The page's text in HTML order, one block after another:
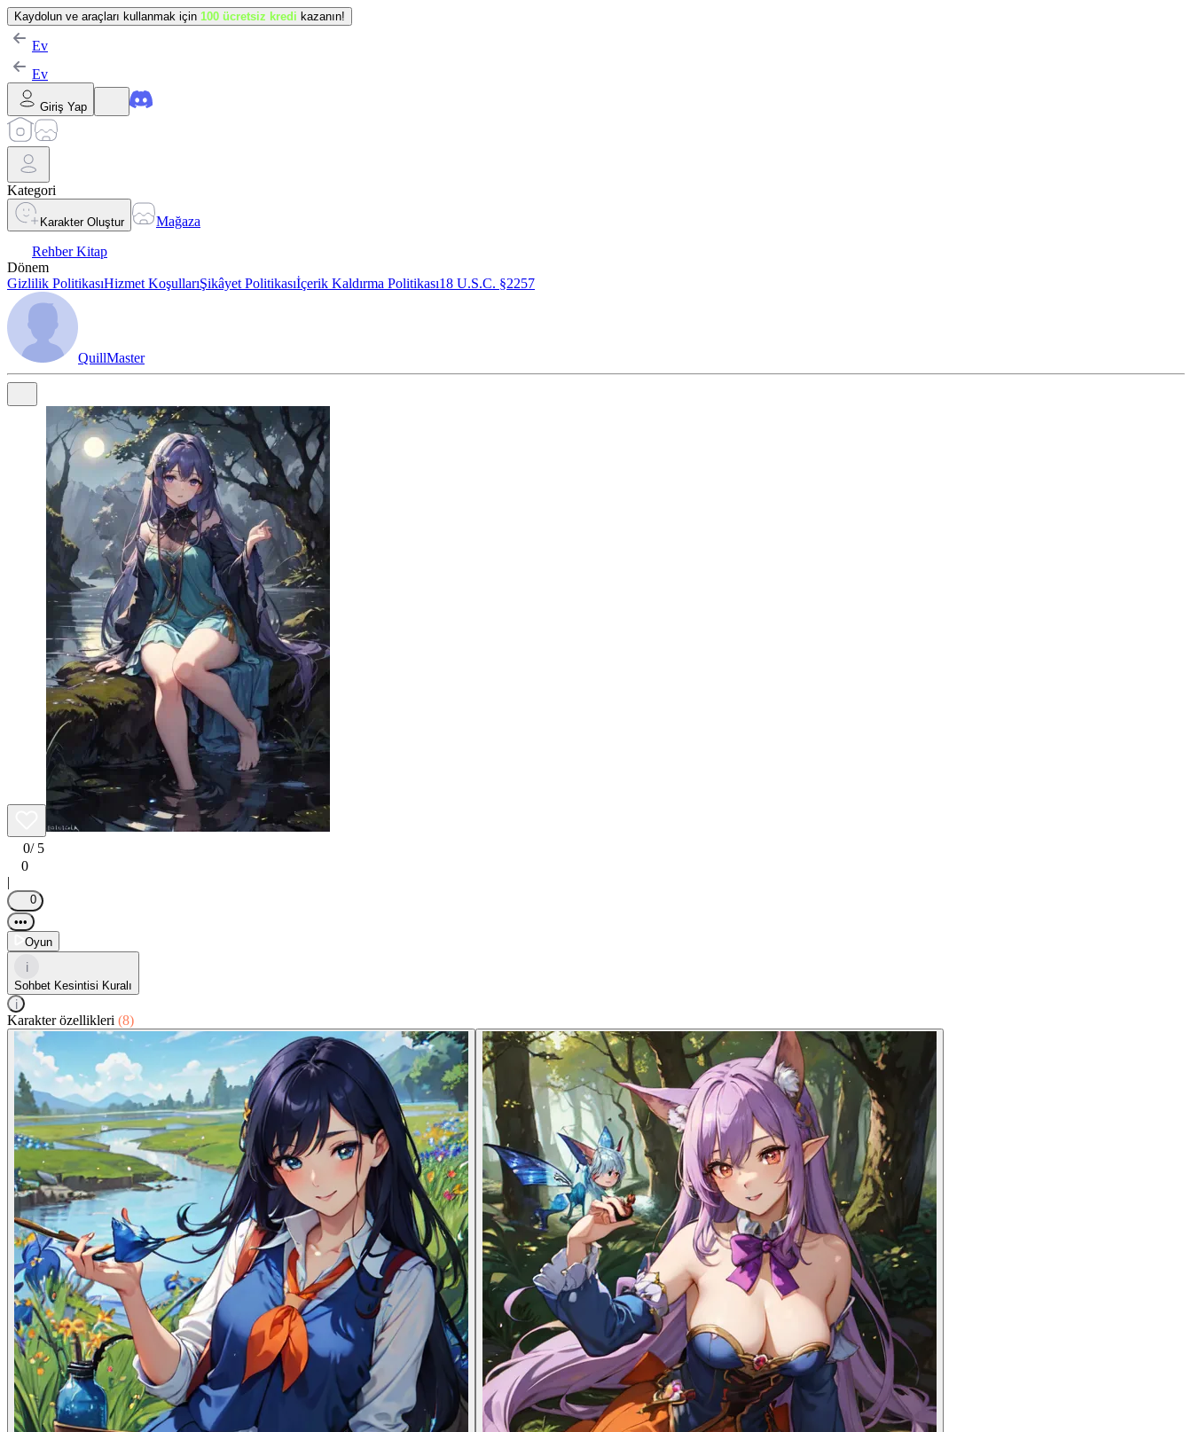
Kaydolun ve araçları kullanmak için 100 ücretsiz kredi kazanın!
Ev
Ev
Giriş Yap
Kategori
Karakter Oluştur
Mağaza
Rehber Kitap
Dönem
Gizlilik PolitikasıHizmet KoşullarıŞikâyet Politikasıİçerik Kaldırma Politikası18 U.S.C. §2257
QuillMaster
0/ 5
0
|
0
•••
Oyun
i
Sohbet Kesintisi Kuralı
i
Karakter özellikleri (8)